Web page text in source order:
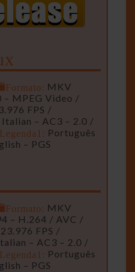
Formato: MKV
– MPEG Video /
FPS /
Italian – AC3 – 2.0 /
Legenda1: Português
– PGS
Formato: MKV
– H.264 / AVC /
FPS /
– AC3 – 2.0 /
Legenda1: Português
– PGS